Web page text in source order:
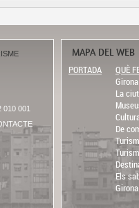
010 001
MAPA DEL WEB
PORTADA
QUÈ
La
De
Els